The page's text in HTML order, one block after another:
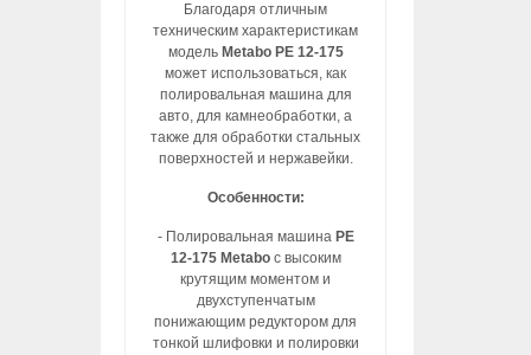
Благодаря отличным
техническим характеристикам
модель Metabo PE 12-175
может использоваться, как
полировальная машина для
авто, для камнеобработки, а
также для обработки стальных
поверхностей и нержавейки.
Особенности:
- Полировальная машина PE
12-175 Metaboс высоким
крутящим моментом и
двухступенчатым
понижающим редуктором для
тонкой шлифовки и полировки